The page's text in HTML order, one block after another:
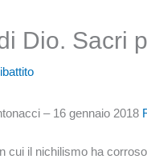
Dio. Sacri
– 16 gennaio 2018
cui il nichilismo ha